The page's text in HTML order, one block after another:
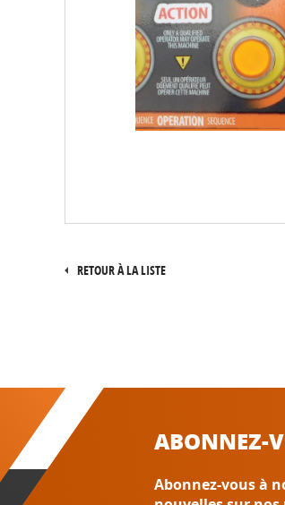
RETOUR À LA LISTE
ABONNEZ-
Abonnez-vous à